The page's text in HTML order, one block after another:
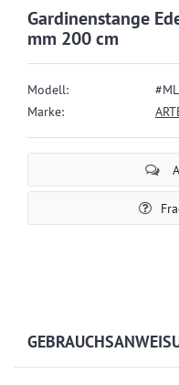
Gardinenstange
mm 200 cm
Modell:
Marke: